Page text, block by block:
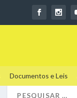
Documentos e Leis